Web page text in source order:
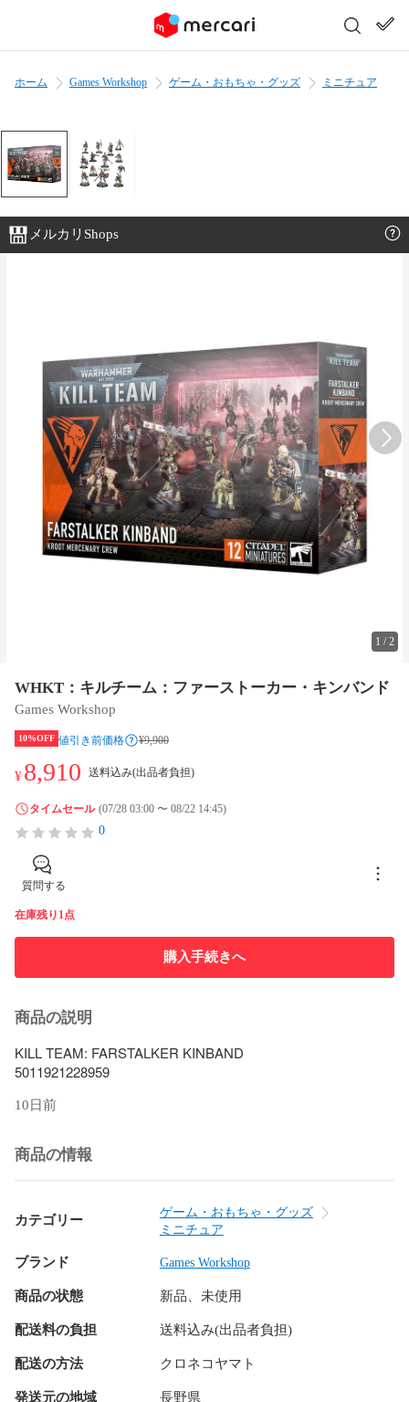
ホーム Games Workshop ゲーム・おもちゃ・グッズ ミニチュア
メルカリShops
1 /2
WHKT：キルチーム：ファーストーカー・キンバンド
Games Workshop
10%OFF 値引き前価格 ¥9,900
¥8,910 送料込み(出品者負担)
タイムセール (07/28 03:00 〜 08/22 14:45)
0
質問する
在庫残り1点
購入手続きへ
商品の説明
KILL TEAM: FARSTALKER KINBAND
10日前
商品の情報
カテゴリー
ゲーム・おもちゃ・グッズ
ミニチュア
ブランド Games Workshop
商品の状態 新品、未使用
配送料の負担 送料込み(出品者負担)
配送の方法 クロネコヤマト
発送元の地域 長野県